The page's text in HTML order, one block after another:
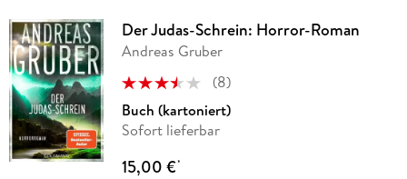
Der Judas-Schrein: Horror-Roman
Andreas Gruber
(8)
Buch (kartoniert)
Sofort lieferbar
15,00 €*